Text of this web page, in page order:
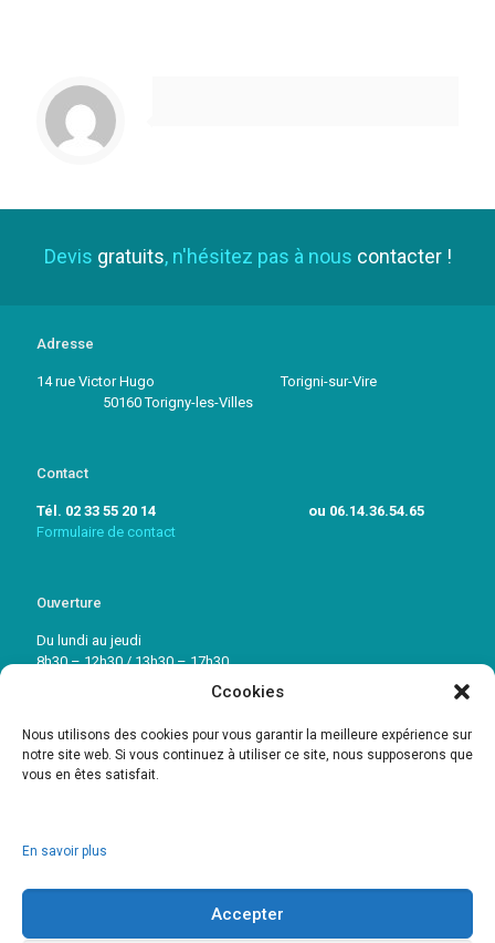
Ccookies
Nous utilisons des cookies pour vous garantir la meilleure expérience sur
notre site web. Si vous continuez à utiliser ce site, nous supposerons que
vous en êtes satisfait.
En savoir plus
Accepter
Devis gratuits, n'hésitez pas à nous contacter !
Adresse
14 rue Victor Hugo Torigni-sur-Vire
50160 Torigny-les-Villes
Contact
Tél. 02 33 55 20 14 ou 06.14.36.54.65
Formulaire de contact
Ouverture
Du lundi au jeudi
8h30 – 12h30 / 13h30 – 17h30
Vendredi: 8h30 – 12h30 / 13h30 – 16h30
www.amcrepro.com